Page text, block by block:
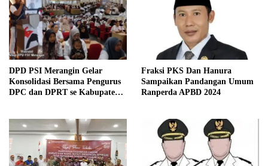
DPD PSI Merangin Gelar
Konsolidasi Bersama Pengurus
DPC dan DPRT se Kabupaten
Fraksi PKS Dan Hanura
Sampaikan Pandangan Umum
Ranperda APBD 2024